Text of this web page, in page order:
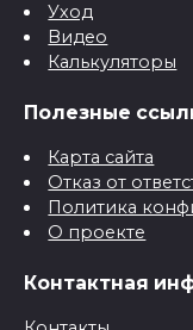
Уход
Видео
Калькуляторы
Полезные
Карта сайта
Отказ от
Политика
О проекте
Контактная